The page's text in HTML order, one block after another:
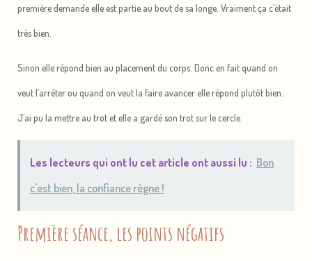
première demande elle est partie au bout de sa longe. Vraiment ça c’était
très bien.
Sinon elle répond bien au placement du corps. Donc en fait quand on
veut l’arrêter ou quand on veut la faire avancer elle répond plutôt bien.
J’ai pu la mettre au trot et elle a gardé son trot sur le cercle.
Les lecteurs qui ont lu cet article ont aussi lu : Bon
c'est bien, la confiance règne !
Première séance, les points négatifs